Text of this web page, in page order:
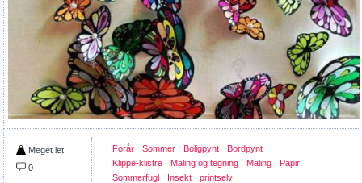
Meget let
0
Forår Sommer Boligpynt
Bordpynt
Klippe-klistre
Maling og tegning Maling
Papir
Sommerfugl
Insekt printselv